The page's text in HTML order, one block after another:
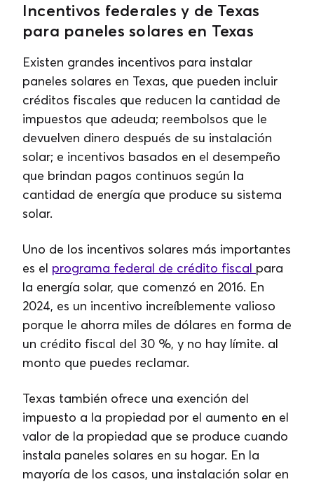
Incentivos federales y de Texas
para paneles solares en Texas
Existen grandes incentivos para instalar
paneles solares en Texas, que pueden incluir
créditos fiscales que reducen la cantidad de
impuestos que adeuda; reembolsos que le
devuelven dinero después de su instalación
solar; e incentivos basados ​​en el desempeño
que brindan pagos continuos según la
cantidad de energía que produce su sistema
solar.
Uno de los incentivos solares más importantes
es el programa federal de crédito fiscal para
la energía solar, que comenzó en 2016. En
2024, es un incentivo increíblemente valioso
porque le ahorra miles de dólares en forma de
un crédito fiscal del 30 %, y no hay límite. al
monto que puedes reclamar.
Texas también ofrece una exención del
impuesto a la propiedad por el aumento en el
valor de la propiedad que se produce cuando
instala paneles solares en su hogar. En la
mayoría de los casos, una instalación solar en